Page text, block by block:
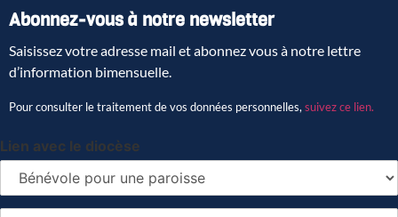
Abonnez-vous à notre newsletter
Saisissez votre adresse mail et abonnez vous à notre lettre
d’information bimensuelle.
Pour consulter le traitement de vos données personnelles,suivez ce lien.
Lien avec le diocèse